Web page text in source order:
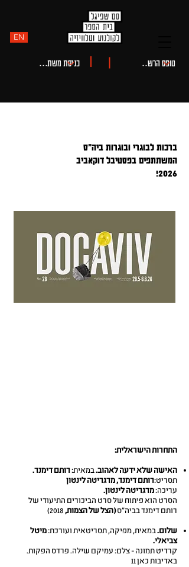
EN
ברכות לבוגרי ובוגרות ביה"ס
המשתתפים בפסטיבל דוקאביב
2026!
התחרות הישראלית:
האישה שלא ידעה לאהוב.במאית:רותם דימנד.
תסריט:רותם דימנד, מרגריטה לינטון
עריכה:מרגריטה לינטון.
הסרט הוא פיתוח של סרט הביכורים התיעודי של
רותם דימנד בביה"ס(הצל של הצמות,
שלום.במאית, מפיקה, תסריטאית ועורכת:מיטל
צביאלי.
קרדיט תמונה - צלם: עמיקם שילה. פרדס הפקות.
באדיבות כאן 11